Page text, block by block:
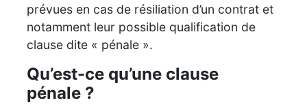
prévues en cas de résiliation d’un contrat et
notamment leur possible qualification de
clause dite « pénale ».
Qu’est-ce qu’une clause
pénale ?